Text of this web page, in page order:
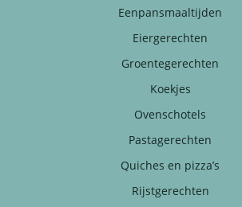
Eenpansmaaltijden
Eiergerechten
Groentegerechten
Koekjes
Ovenschotels
Pastagerechten
Quiches en pizza’s
Rijstgerechten